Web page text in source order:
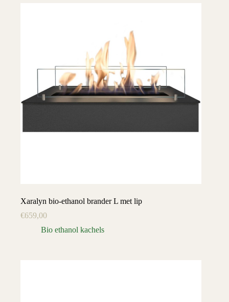
Xaralyn bio-ethanol brander L met lip
€659,00
Bio ethanol kachels